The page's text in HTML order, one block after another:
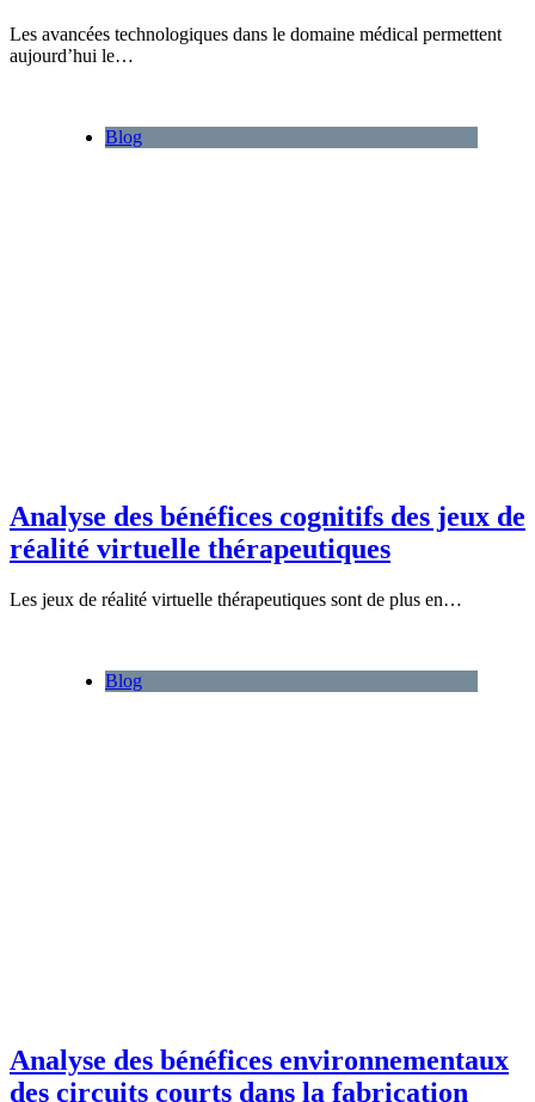
Les avancées technologiques dans le domaine médical permettent
aujourd’hui le…
Blog
Analyse des bénéfices cognitifs des jeux de
réalité virtuelle thérapeutiques
Les jeux de réalité virtuelle thérapeutiques sont de plus en…
Blog
Analyse des bénéfices environnementaux
des circuits courts dans la fabrication